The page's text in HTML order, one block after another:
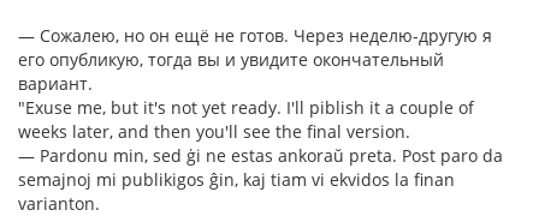
— Сожалею, но он ещё не готов. Через неделю-другую я
его опубликую, тогда вы и увидите окончательный
вариант.
"Exuse me, but it's not yet ready. I'll piblish it a couple of
weeks later, and then you'll see the final version.
— Pardonu min, sed ġi ne estas ankoraŭ preta. Post paro da
semajnoj mi publikigos ĝin, kaj tiam vi ekvidos la finan
varianton.